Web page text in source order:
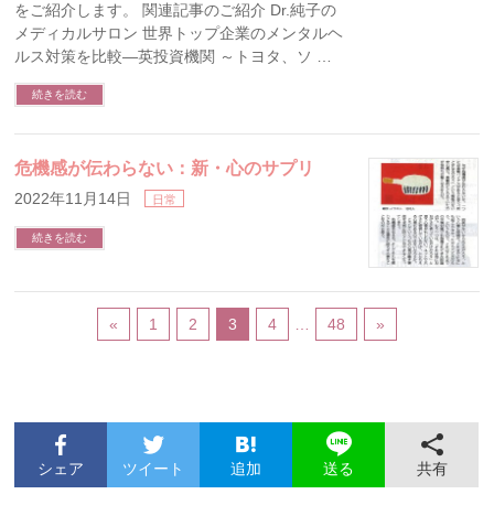
をご紹介します。 関連記事のご紹介 Dr.純子の
メディカルサロン 世界トップ企業のメンタルヘ
ルス対策を比較―英投資機関 ～トヨタ、ソ …
続きを読む
危機感が伝わらない：新・心のサプリ
2022年11月14日 日常
続きを読む
« 1 2 3 4 48 »
シェア ツイート 追加 送る 共有